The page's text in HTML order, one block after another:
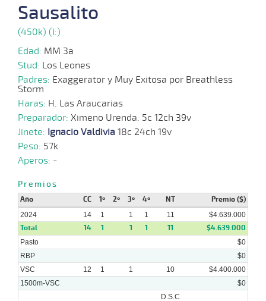
Sausalito
(450k) (I:)
Edad: MM 3a
Stud: Los Leones
Padres: Exaggerator y Muy Exitosa por Breathless
Storm
Haras: H. Las Araucarias
Preparador: Ximeno Urenda. 5c 12ch 39v
Jinete: Ignacio Valdivia 18c 24ch 19v
Peso: 57k
Aperos: -
Premios
Año CC 1º 2º 3º 4º NT Premio ($)
2024 14 1 1 1 11 $4.639.000
Total 14 1 1 1 11 $4.639.000
Pasto
$0
RBP
$0
VSC
12 1 1 10
$4.400.000
1500m-VSC
$0
D.S.C